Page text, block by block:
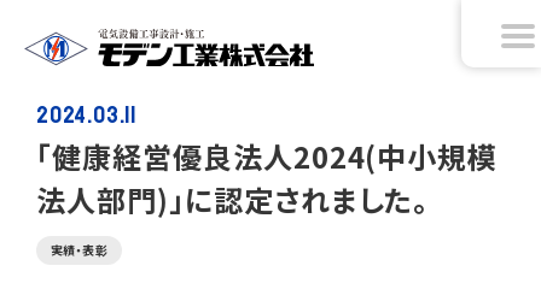
「健康経営優良法人2024(中小規模
法人部門)」に認定されました。
2024.03.11
実績・表彰